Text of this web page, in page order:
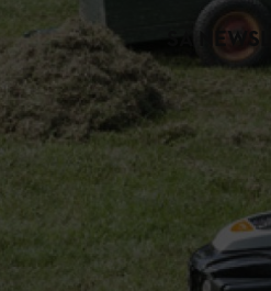
SA